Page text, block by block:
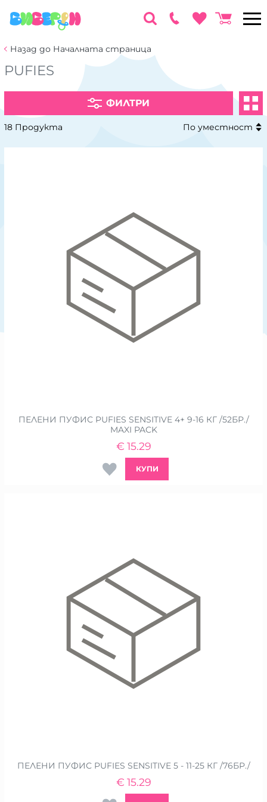
Назад до Началната страница
PUFIES
ФИЛТРИ
18 Продукта По уместност
ПЕЛЕНИ ПУФИС PUFIES SENSITIVE 4+ 9-16 КГ /52БР./
MAXI PACK
15.29
€
КУПИ
ПЕЛЕНИ ПУФИС PUFIES SENSITIVE 5 - 11-25 КГ /76БР./
15.29
€